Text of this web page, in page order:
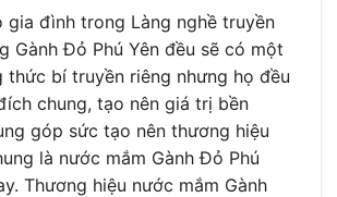
gia đình trong Làng nghề truyền
Gành Đỏ Phú Yên đều sẽ có một
thức bí truyền riêng nhưng họ đều
chung, tạo nên giá trị bền
góp sức tạo nên thương hiệu
là nước mắm Gành Đỏ Phú
Thương hiệu nước mắm Gành